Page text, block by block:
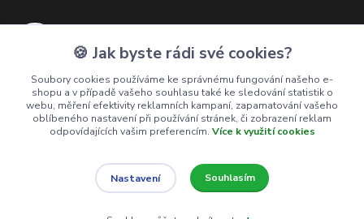
(Po-Pá, 9-17 hod.)
info@jecmen-chlorella.cz
🍪 Jak byste rádi své cookies?
Soubory cookies používáme ke správnému fungování našeho e-
shopu a v případě vašeho souhlasu také ke sledování statistik o
webu, měření efektivity reklamních kampaní, zapamatování vašeho
oblíbeného nastavení při používání stránek, či zobrazení reklam
odpovídajících vašim preferencím. Více k využití cookies
Nastavení Souhlasím